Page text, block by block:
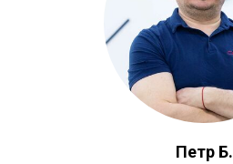
Петр Б.